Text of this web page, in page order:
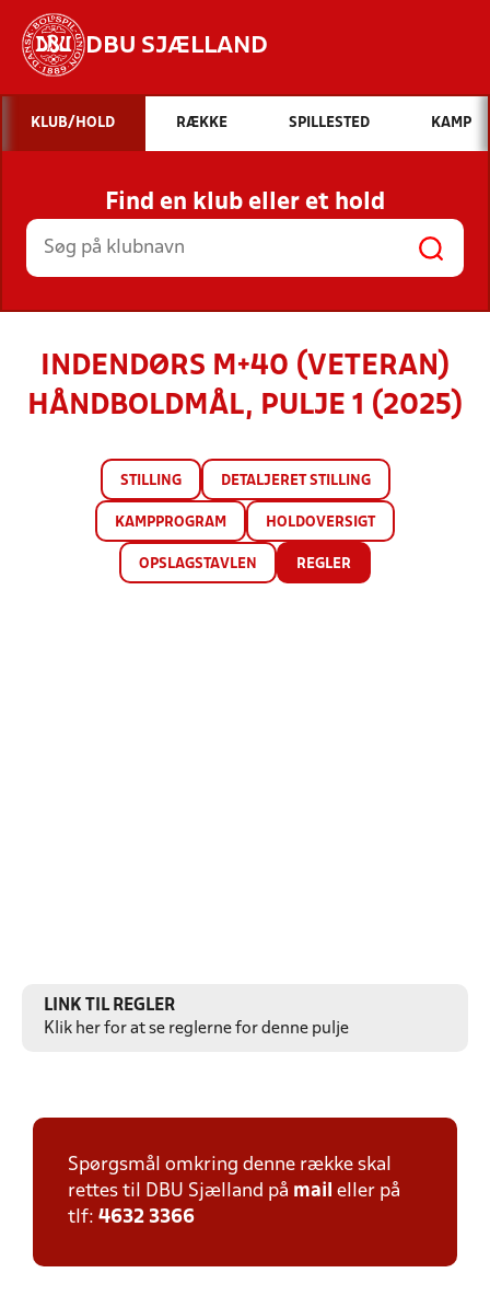
DBU SJÆLLAND
Hvad vil du søge efter?
INDHOLD OG NYHEDER
STILLINGER, RESULTATER, KLUBBER OG
HOLD
KLUB/HOLD RÆKKE SPILLESTED KAMP
Find en klub eller et hold
INDENDØRS M+40 (VETERAN)
HÅNDBOLDMÅL, PULJE 1 (2025)
STILLING DETALJERET STILLING
KAMPPROGRAM HOLDOVERSIGT
OPSLAGSTAVLEN REGLER
LINK TIL REGLER
Klik her for at se reglerne for denne pulje
Spørgsmål omkring denne række skal
rettes til DBU Sjælland på mail eller på
tlf: 4632 3366